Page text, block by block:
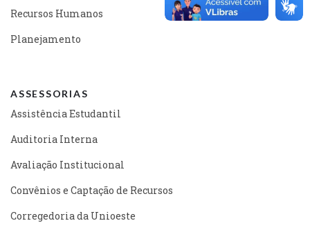
Recursos Humanos
Planejamento
ASSESSORIAS
Assistência Estudantil
Auditoria Interna
Avaliação Institucional
Convênios e Captação de Recursos
Corregedoria da Unioeste